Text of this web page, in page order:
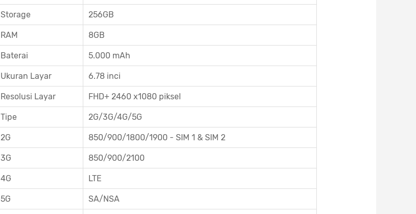
Storage 256GB
RAM 8GB
Baterai 5.000 mAh
Ukuran Layar 6.78 inci
Resolusi Layar FHD+ 2460 x1080 piksel
Tipe 2G/3G/4G/5G
2G 850/900/1800/1900 - SIM 1 & SIM 2
3G 850/900/2100
4G LTE
5G SA/NSA